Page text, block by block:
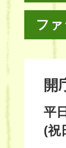
フ
開
平日
(祝